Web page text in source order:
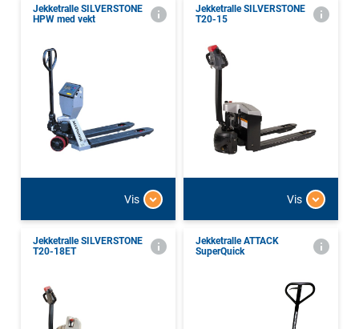
Jekketralle SILVERSTONE
HPW med vekt
Vis
Jekketralle SILVERSTONE
T20-15
Vis
Jekketralle SILVERSTONE
T20-18ET
Jekketralle ATTACK
SuperQuick